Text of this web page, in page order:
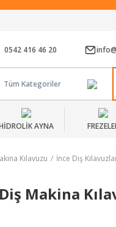
0542 416 46 20
Tüm Kategoriler
AYNA
Kılavuzu İnce Diş
Makina